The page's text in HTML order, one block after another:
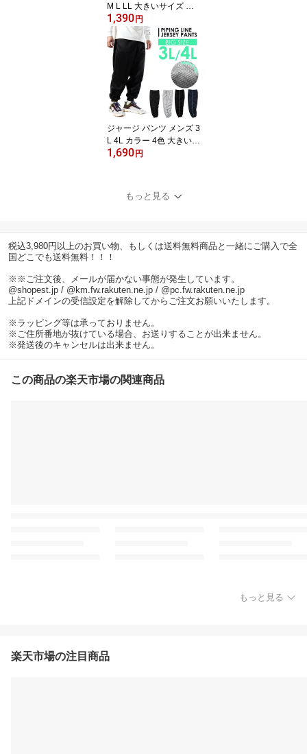
M L LL 大きいサイズ ジ
ャージパンツ パンツ ボ
トム ズボン 下 だけ ルー
ムウェア 部屋着 サイド
ライン ワイドサイズ 大
きめ 涼しい 春 夏 スポー
ツ ジム ランニング ダン
ス 前ファスナー フロン
トファスナー 介護 入院
パジャマ 下だけ 父の日
1,390円
ジャージ パンツ メンズ 3
L 4L カラー 4色 大きいサ
イズ ジャージパンツ パ
ドライン ライン入り ワ
イドサイズ 大きめ 涼し
ー パジャマ 父の日
1,690円
もっと見る
税込3,980円以上のお買い物、もしくは送料無料商品と一緒にご購入で全
国どこでも送料無料！！！
※※ご注文後、メールが届かない事態が発生しています。
@shopest.jp / @km.fw.rakuten.ne.jp / @pc.fw.rakuten.ne.jp
上記ドメインの受信設定を解除してからご注文お願いいたします。
※ラッピング等は承っておりません。
※ご住所番地が抜けている場合、お送りすることが出来ません。
※発送後のキャンセルは出来ません。
この商品の楽天市場の関連商品
もっと見る
楽天市場の注目商品